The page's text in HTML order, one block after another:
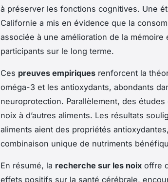
à préserver les fonctions cognitives. Une
Californie a mis en évidence que la
associée à une amélioration de la
participants sur le long terme.
Ces preuves empiriques renforcent la
oméga-3 et les antioxydants, abondants
neuroprotection. Parallèlement, des
noix à d’autres aliments. Les résultats
aliments aient des propriétés
combinaison unique de nutriments
En résumé, la recherche sur les noix offre
effets positifs sur la santé cérébrale,